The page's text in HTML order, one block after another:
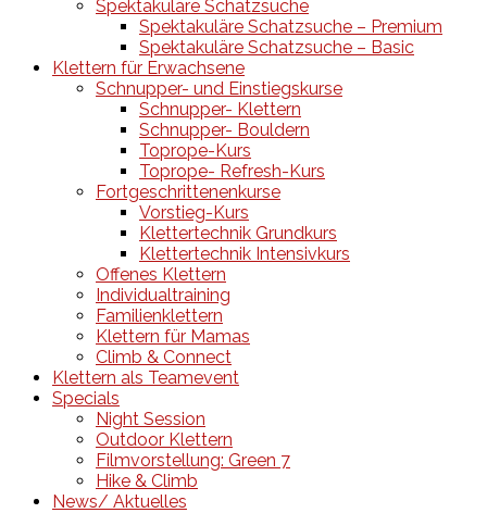
Spektakuläre Schatzsuche
Spektakuläre Schatzsuche – Premium
Spektakuläre Schatzsuche – Basic
Klettern für Erwachsene
Schnupper- und Einstiegskurse
Schnupper- Klettern
Schnupper- Bouldern
Toprope-Kurs
Toprope- Refresh-Kurs
Fortgeschrittenenkurse
Vorstieg-Kurs
Klettertechnik Grundkurs
Klettertechnik Intensivkurs
Offenes Klettern
Individualtraining
Familienklettern
Klettern für Mamas
Climb & Connect
Klettern als Teamevent
Specials
Night Session
Outdoor Klettern
Filmvorstellung: Green 7
Hike & Climb
News/ Aktuelles